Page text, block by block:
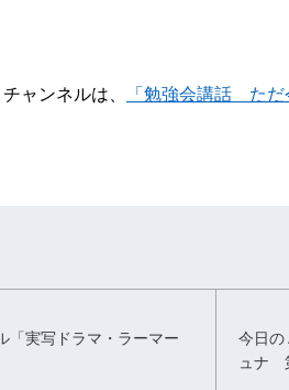
ャンネルは、 「勉強会講話 た
「実写ドラマ・ラーマー
今日の
ュナ